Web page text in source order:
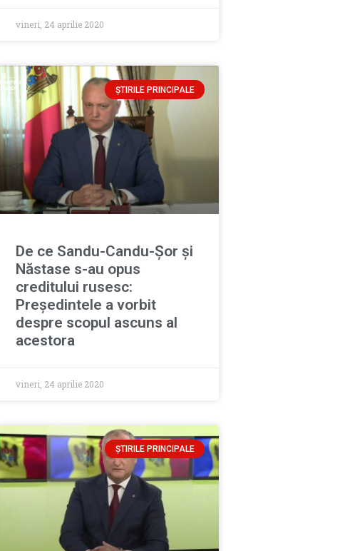
vineri, 24 aprilie 2020
ȘTIRILE PRINCIPALE
De ce Sandu-Candu-Șor și
Năstase s-au opus
creditului rusesc:
Președintele a vorbit
despre scopul ascuns al
acestora
vineri, 24 aprilie 2020
ȘTIRILE PRINCIPALE